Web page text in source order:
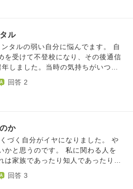
だしょうか？ 拙い文章で申し訳ご
復帰の意味でバイトを始めたこと
て」「ここはこうじゃダメ」など日
のうち慣れていくだろうとは思っ
ころか、そのようなシチュエーショ
循環です。 理不尽でも頭ごなしに
れる方が、何故が心はザラザラして
に相談してもお前は弱い、プライ
け、それらは常に自覚して生きてき
言っていても仕方がないのです。
。 それなのに、こんな事ばかりし
ル
タルの弱い自分に悩んでます。 自
を受けて不登校になり、その後通信
しました。当時の気持ちがいつま
た時に落ち込むことがずっと続いて
を合わすことも出来ず、外出も出
かといって上の世代にも着いていけ
。10年近くこの悩みを抱えています
考えてきたつもりですが中々上手く
の人と話したり、恋人を作った
すっていうのは無理だから、もうそ
回答 2
か
づく自分がイヤになりました。 や
かと思うのです。 私に関わる人を
は家族であったり知人であったり。
のもイヤです。 私以外のみんなは
なを不幸にしてしまう疫病神なん
回答 3